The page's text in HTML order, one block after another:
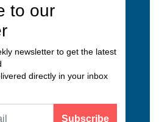
to our
newsletter to get the latest
directly in your inbox.
Subscribe